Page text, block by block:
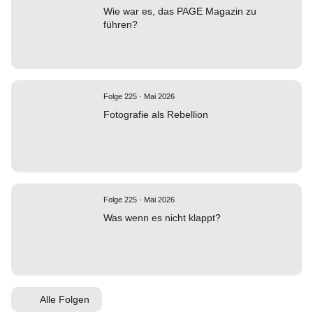
Wie war es, das PAGE Magazin zu
führen?
Folge 225 · Mai 2026
Fotografie als Rebellion
Folge 225 · Mai 2026
Was wenn es nicht klappt?
Alle Folgen